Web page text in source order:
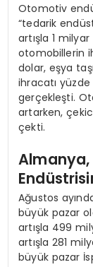
Otomotiv
“tedarik
artışla 1
otomobillerin
dolar, eşya
ihracatı
gerçekleşti.
artarken,
çekti.
Ağustos
büyük pazar
artışla 499
artışla 281
büyük pazar